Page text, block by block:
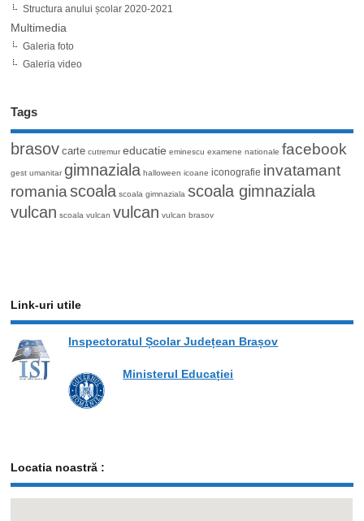
Structura anului școlar 2020-2021
Multimedia
Galeria foto
Galeria video
Tags
brasov carte cutremur educatie eminescu examene nationale facebook
gest umanitar gimnaziala halloween icoane iconografie invatamant
romania scoala scoala gimnaziala scoala gimnaziala
vulcan scoala vulcan vulcan vulcan brasov
Link-uri utile
Inspectoratul Școlar Județean Brașov
Ministerul Educației
Locatia noastră :